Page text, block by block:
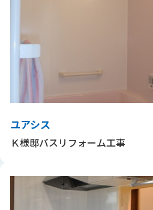
ユアシス
Ｋ様邸バスリフォーム工事